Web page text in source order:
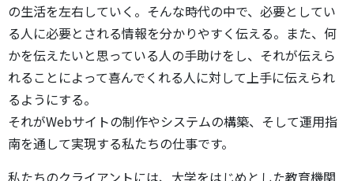
の生活を左右していく。そんな時代の中で、必要としてい
る人に必要とされる情報を分かりやすく伝える。また、何
かを伝えたいと思っている人の手助けをし、それが伝えら
れることによって喜んでくれる人に対して上手に伝えられ
るようにする。
それがWebサイトの制作やシステムの構築、そして運用指
南を通して実現する私たちの仕事です。
私たちのクライアントには、大学をはじめとした教育機関